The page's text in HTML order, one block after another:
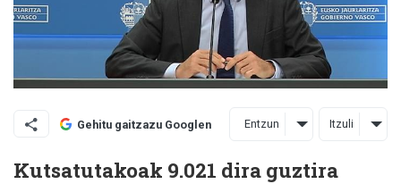
Gehitu gaitzazu Googlen Entzun Itzuli
Kutsatutakoak 9.021 dira guztira